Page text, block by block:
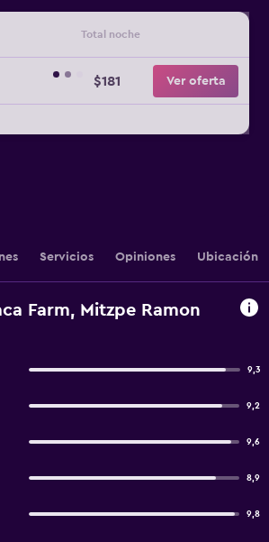
Total noche
$181 Ver oferta
Servicios Opiniones Ubicación
Farm, Mitzpe Ramon
9,3
9,2
9,6
8,9
9,8